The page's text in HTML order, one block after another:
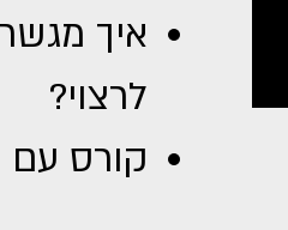
איך
לרצוי?
קורס עם